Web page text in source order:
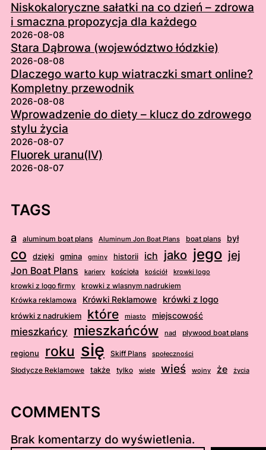
Niskokaloryczne sałatki na co dzień – zdrowa
i smaczna propozycja dla każdego
2026-08-08
Stara Dąbrowa (województwo łódzkie)
2026-08-08
Dlaczego warto kup wiatraczki smart online?
Kompletny przewodnik
2026-08-08
Wprowadzenie do diety – klucz do zdrowego
stylu życia
2026-08-07
Fluorek uranu(IV)
2026-08-07
TAGS
a aluminum boat plans Aluminum Jon Boat Plans boat plans był
co dzięki gmina gminy historii ich jako jego jej
Jon Boat Plans kariery kościoła kościół krowki logo
krowki z logo firmy
krowki z wlasnym nadrukiem
Krówka reklamowa
Krówki Reklamowe krówki z logo
krówki z nadrukiem które miasto miejscowość
mieszkańcy mieszkańców nad plywood boat plans
regionu roku się Skiff Plans społeczności
Słodycze Reklamowe także tylko wiele wieś wojny że życia
COMMENTS
Brak komentarzy do wyświetlenia.